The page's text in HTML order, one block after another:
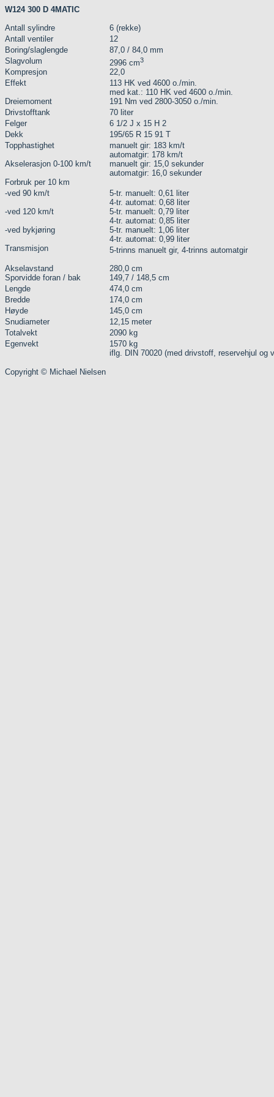
W124 300 D 4MATIC
Antall sylindre
6 (rekke)
Antall ventiler
12
Boring/slaglengde
87,0 / 84,0 mm
Slagvolum
2996 cm3
Kompresjon
22,0
Effekt
113 HK ved 4600 o./min.
med kat.: 110 HK ved 4600 o./min.
Dreiemoment
191 Nm ved 2800-3050 o./min.
Drivstofftank
70 liter
Felger
6 1/2 J x 15 H 2
Dekk
195/65 R 15 91 T
Topphastighet
manuelt gir: 183 km/t
automatgir: 178 km/t
Akselerasjon 0-100 km/t
manuelt gir: 15,0 sekunder
automatgir: 16,0 sekunder
Forbruk per 10 km
-ved 90 km/t
5-tr. manuelt: 0,61 liter
4-tr. automat: 0,68 liter
-ved 120 km/t
5-tr. manuelt: 0,79 liter
4-tr. automat: 0,85 liter
-ved bykjøring
5-tr. manuelt: 1,06 liter
4-tr. automat: 0,99 liter
Transmisjon
5-trinns manuelt gir, 4-trinns automatgir
Akselavstand
280,0 cm
Sporvidde foran / bak
149,7 / 148,5 cm
Lengde
474,0 cm
Bredde
174,0 cm
Høyde
145,0 cm
Snudiameter
12,15 meter
Totalvekt
2090 kg
Egenvekt
1570 kg
iflg. DIN 70020 (med drivstoff, reservehjul og
Copyright © Michael Nielsen